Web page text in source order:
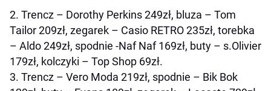
2. Trencz – Dorothy Perkins 249zł, bluza – Tom
Tailor 209zł, zegarek – Casio RETRO 235zł, torebka
– Aldo 249zł, spodnie -Naf Naf 169zł, buty – s.Olivier
179zł, kolczyki – Top Shop 69zł.
3. Trencz – Vero Moda 219zł, spodnie – Bik Bok